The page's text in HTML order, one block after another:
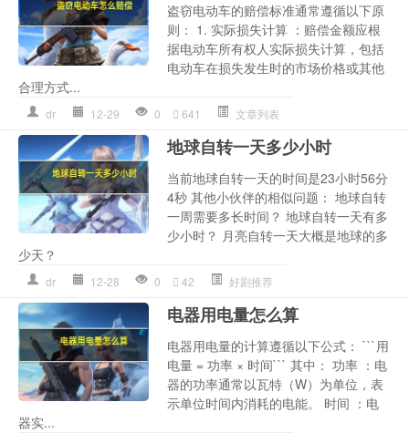
盗窃电动车的赔偿标准通常遵循以下原
则： 1. 实际损失计算 ：赔偿金额应根
据电动车所有权人实际损失计算，包括
电动车在损失发生时的市场价格或其他
合理方式...
dr 12-29 0 641 文章列表
地球自转一天多少小时
当前地球自转一天的时间是23小时56分
4秒 其他小伙伴的相似问题： 地球自转
一周需要多长时间？ 地球自转一天有多
少小时？ 月亮自转一天大概是地球的多
少天？
dr 12-28 0 42 好剧推荐
电器用电量怎么算
电器用电量的计算遵循以下公式： ```用
电量 = 功率 × 时间``` 其中： 功率 ：电
器的功率通常以瓦特（W）为单位，表
示单位时间内消耗的电能。 时间 ：电
器实...